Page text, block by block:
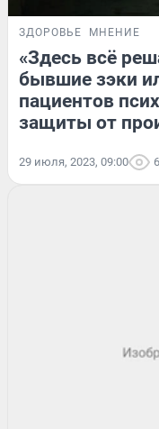
ЗДОРОВЬЕ МНЕНИЕ
«Здесь всё
бывшие зэки
пациентов
защиты от
29 июля, 2023, 09:00